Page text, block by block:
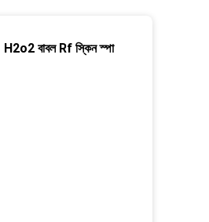
H2o2 বাবল Rf স্কিন স্পা